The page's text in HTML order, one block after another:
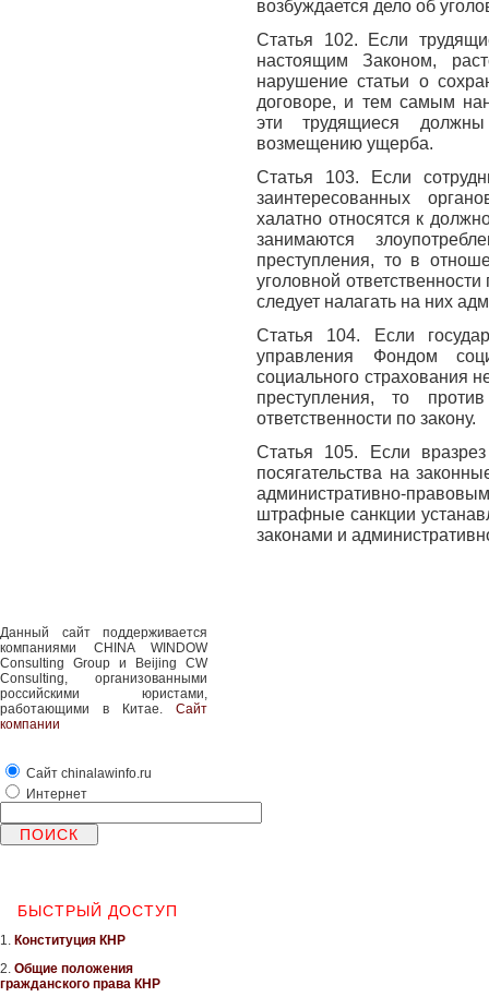
возбуждается дело об
Статья 102. Если
настоящим Законом,
нарушение статьи о
договоре, и тем самым
эти трудящиеся
возмещению ущерба.
Статья 103. Если
заинтересованных
халатно относятся к
занимаются
преступления, то в
уголовной
следует налагать на них
Статья 104. Если
управления Фондом
социального страхования
преступления, то
ответственности по закону.
Статья 105. Если
посягательства на
административно-
штрафные санкции
законами и
Данный сайт поддерживается
компаниями CHINA WINDOW
Consulting Group и Beijing CW
Consulting, организованными
российскими юристами,
работающими в Китае. Сайт
компании
Сайт chinalawinfo.ru
Интернет
БЫСТРЫЙ ДОСТУП
1. Конституция КНР
2. Общие положения
гражданского права КНР